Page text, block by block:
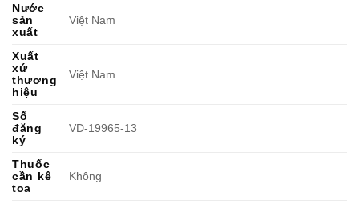
Nước
sản
xuất
Việt Nam
Xuất
xứ
thương
hiệu
Việt Nam
Số
đăng
ký
VD-19965-13
Thuốc
cần kê
toa
Không